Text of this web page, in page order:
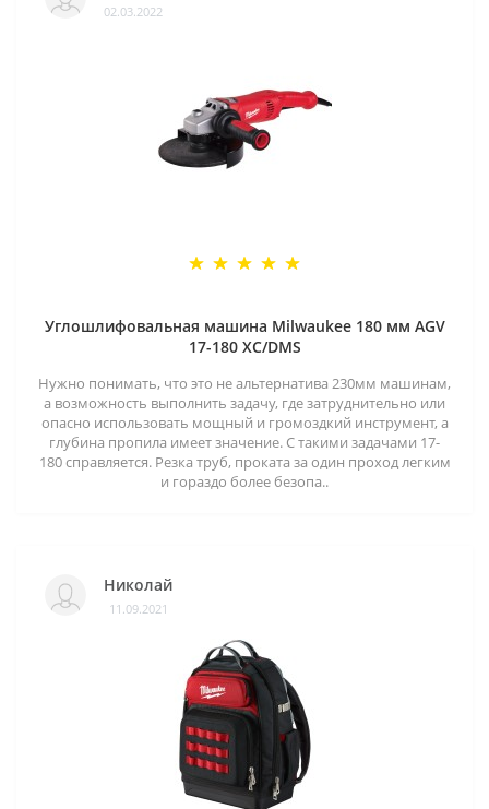
02.03.2022
Углошлифовальная машина Milwaukee 180 мм AGV
17-180 XC/DMS
Нужно понимать, что это не альтернатива 230мм машинам,
а возможность выполнить задачу, где затруднительно или
опасно использовать мощный и громоздкий инструмент, а
глубина пропила имеет значение. С такими задачами 17-
180 справляется. Резка труб, проката за один проход легким
и гораздо более безопа..
Николай
11.09.2021